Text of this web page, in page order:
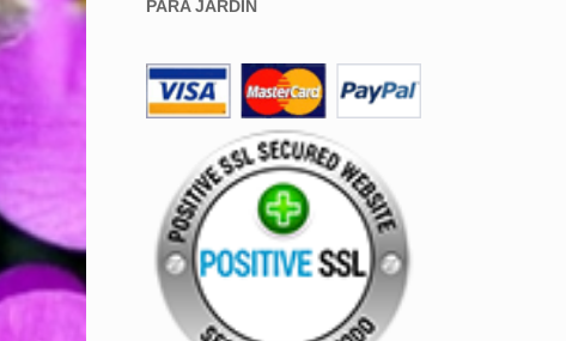
PARA JARDIN